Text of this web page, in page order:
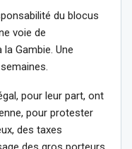
du blocus
voie de
Gambie. Une
pour leur part, ont
pour protester
des taxes